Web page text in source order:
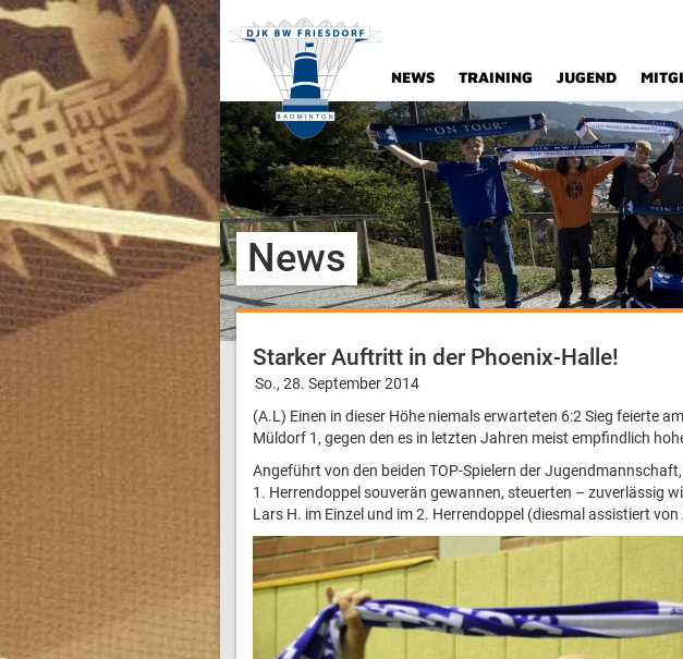
NEWS TRAINING JUGEND
News
Starker Auftritt in der Phoenix-Halle!
So., 28. September 2014
(A.L) Einen in dieser Höhe niemals erwarteten 6:2 Sieg feierte
Müldorf 1, gegen den es in letzten Jahren meist empfindlich
Angeführt von den beiden TOP-Spielern der
1. Herrendoppel souverän gewannen, steuerten – zuverlässig
Lars H. im Einzel und im 2. Herrendoppel (diesmal assistiert